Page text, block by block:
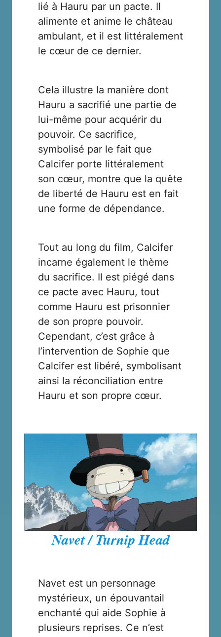
lié à Hauru par un pacte. Il
alimente et anime le château
ambulant, et il est littéralement
le cœur de ce dernier.
Cela illustre la manière dont
Hauru a sacrifié une partie de
lui-même pour acquérir du
pouvoir. Ce sacrifice,
symbolisé par le fait que
Calcifer porte littéralement
son cœur, montre que la quête
de liberté de Hauru est en fait
une forme de dépendance.
Tout au long du film, Calcifer
incarne également le thème
du sacrifice. Il est piégé dans
ce pacte avec Hauru, tout
comme Hauru est prisonnier
de son propre pouvoir.
Cependant, c’est grâce à
l’intervention de Sophie que
Calcifer est libéré, symbolisant
ainsi la réconciliation entre
Hauru et son propre cœur.
Navet / Turnip Head
Navet est un personnage
mystérieux, un épouvantail
enchanté qui aide Sophie à
plusieurs reprises. Ce n’est